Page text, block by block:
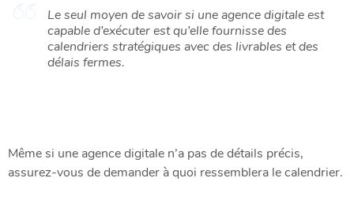
Le seul moyen de savoir si une agence digitale est
capable d’exécuter est qu’elle fournisse des
calendriers stratégiques avec des livrables et des
délais fermes.
Même si une agence digitale n’a pas de détails précis,
assurez-vous de demander à quoi ressemblera le calendrier.